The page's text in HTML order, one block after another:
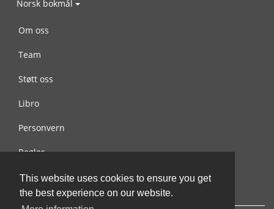
This website uses cookies to ensure you get
the best experience on our website.
Norsk bokmål
Om oss
Team
Støtt oss
Libro
Personvern
Regler
Kontakt oss